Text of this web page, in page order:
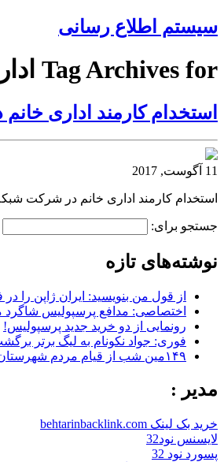
سیستم اطلاع رسانی
Tag Archives for اداری آریا
استخدام کارمند اداری
11 آگوست, 2017
استخدام کارمند اداری خانم در شرکت
جستجو برای:
نوشته‌های تازه
از قول من بنویسید: ایران ژاپن را
اختصاصی: مدافع پرسپولیس شاگرد
رونمایی از دو خرید جدید پرسپولیس!
فوری: جواد نکونام به لیگ برتر
۱۴۹مین شب از قیام مردم شهرستان سلماس در راستای خونخواهی رهبر شهید + تصاویر
مدیر :
خرید بک لینک behtarinbacklink.com
لایسنس نود32
پسورد نود 32